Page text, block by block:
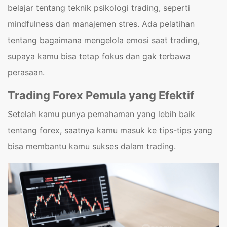
belajar tentang teknik psikologi trading, seperti
mindfulness dan manajemen stres. Ada pelatihan
tentang bagaimana mengelola emosi saat trading,
supaya kamu bisa tetap fokus dan gak terbawa
perasaan.
Trading Forex Pemula yang Efektif
Setelah kamu punya pemahaman yang lebih baik
tentang forex, saatnya kamu masuk ke tips-tips yang
bisa membantu kamu sukses dalam trading.